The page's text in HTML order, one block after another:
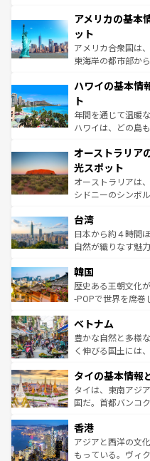
ンツ一覧を参照し
の建物がそのまま
博物館もあり、ア
ことができる。国
者向けの交通パス
着のスイス情報は
アメリカの基本
ット
アメリカ合衆国は
東海岸の都市部か
のような巨大都市
ンメントが詰まっ
西部には大自然が
ストーン国立公園
文化が魅力。旅行
しみながら、その
るだろう。車での
ならではの贅沢な旅のスタイ
情報は コンテンツ
ハワイの基本情
ト
年間を通じて温暖
ハワイは、どの島
ワイ島は見逃せな
島だが、静かな自
おすすめ。エメラ
文化や歴史が息づ
人々、おいしいロ
ク、伝統的なフラ
っている。訪れる
はコンテンツ一覧
オーストラリア
光スポット
オーストラリアは
シドニーのシンボ
リアリーフや大陸
ク）、タスマニア
ど、見どころがた
いる。アクティビ
ビング、ハイキン
い。オーストラリ
参照してほしい。
台湾
日本から約４時間
自然が織りなす魅
ン）、静ひつな山
と山間の静けさが
驚きをもたらして
容にもいいと評判
が味わ
照してほしい。
韓国
歴史ある王朝文化
-POPで世界を席巻
き、地方に足を延
できる。そして、
まで、さまざまな
リティに包まれな
覧を参照してほし
ベトナム
豊かな自然と多様
く伸びる国土には
急速な発展と共に
ーチミン市のフラ
醸し出している。
とつ。フォーやバ
ひ現地で味わいた
が旅行者を迎えて
タイの基本情報
タイは、東南アジ
国だ。首都バンコ
の活気が交差して
帯で自然と触れ合
いビーチでリゾー
香港
アジアと西洋の文
もっている。ヴィ